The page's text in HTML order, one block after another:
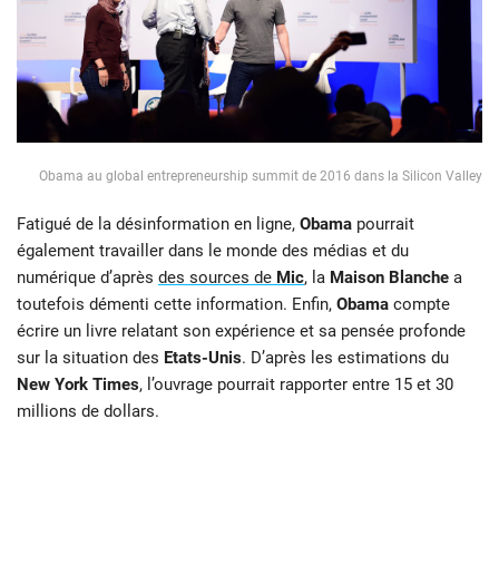
Obama au global entrepreneurship summit de 2016 dans la Silicon Valley
Fatigué de la désinformation en ligne, Obama pourrait
également travailler dans le monde des médias et du
numérique d’après des sources de Mic, la Maison Blanche a
toutefois démenti cette information. Enfin, Obama compte
écrire un livre relatant son expérience et sa pensée profonde
sur la situation des Etats-Unis. D’après les estimations du
New York Times, l’ouvrage pourrait rapporter entre 15 et 30
millions de dollars.